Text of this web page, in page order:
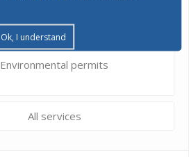
Environmental permits
All services
Ok, I understand